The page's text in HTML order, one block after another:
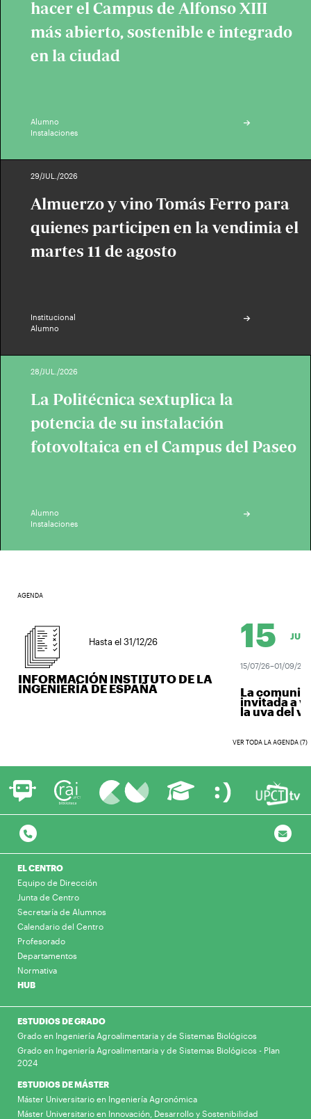
hacer el Campus de Alfonso XIII
más abierto, sostenible e integrado
en la ciudad
Alumno
Instalaciones
29/JUL./2026
Almuerzo y vino Tomás Ferro para
quienes participen en la vendimia el
martes 11 de agosto
Institucional
Alumno
28/JUL./2026
La Politécnica sextuplica la
potencia de su instalación
fotovoltaica en el Campus del Paseo
Alumno
Instalaciones
AGENDA
Hasta el 31/12/26
INFORMACIÓN INSTITUTO DE LA
INGENIERÍA DE ESPAÑA
15 JUL.
15/07/26–01/09/26
La
invitada a
la uva del
VER TODA LA AGENDA (7)
EL CENTRO
Equipo de Dirección
Junta de Centro
Secretaría de Alumnos
Calendario del Centro
Profesorado
Departamentos
Normativa
HUB
ESTUDIOS DE GRADO
Grado en Ingeniería Agroalimentaria y de Sistemas Biológicos
Grado en Ingeniería Agroalimentaria y de Sistemas Biológicos - Plan
2024
ESTUDIOS DE MÁSTER
Máster Universitario en Ingeniería Agronómica
Máster Universitario en Innovación, Desarrollo y Sostenibilidad